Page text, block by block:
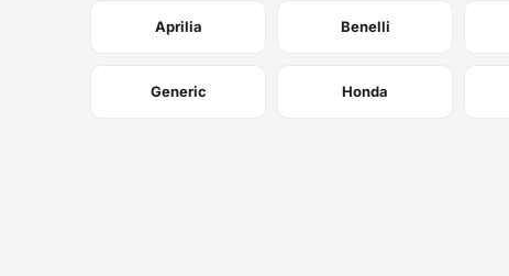
Aprilia Benelli
Generic Honda